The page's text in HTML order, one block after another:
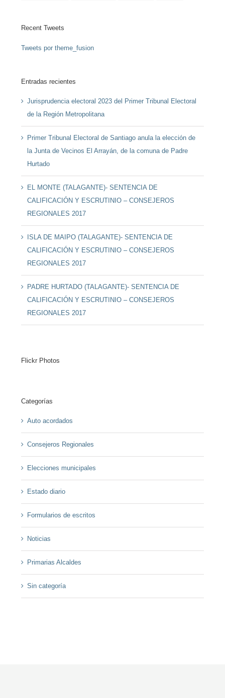
Recent Tweets
Tweets por theme_fusion
Entradas recientes
Jurisprudencia electoral 2023 del Primer Tribunal Electoral
de la Región Metropolitana
Primer Tribunal Electoral de Santiago anula la elección de
la Junta de Vecinos El Arrayán, de la comuna de Padre
Hurtado
EL MONTE (TALAGANTE)- SENTENCIA DE
CALIFICACIÓN Y ESCRUTINIO – CONSEJEROS
REGIONALES 2017
ISLA DE MAIPO (TALAGANTE)- SENTENCIA DE
CALIFICACIÓN Y ESCRUTINIO – CONSEJEROS
REGIONALES 2017
PADRE HURTADO (TALAGANTE)- SENTENCIA DE
CALIFICACIÓN Y ESCRUTINIO – CONSEJEROS
REGIONALES 2017
Flickr Photos
Categorías
Auto acordados
Consejeros Regionales
Elecciones municipales
Estado diario
Formularios de escritos
Noticias
Primarias Alcaldes
Sin categoría